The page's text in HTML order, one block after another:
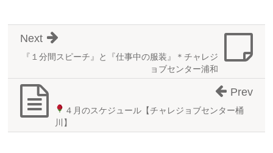
『１分間スピーチ』と『仕事中の服装』＊チャレジ
ョブセンター浦和
Next
４月のスケジュール【チャレジョブセンター桶
川】
Prev